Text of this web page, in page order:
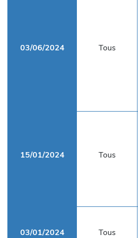
03/06/2024 Tous
15/01/2024 Tous
03/01/2024 Tous